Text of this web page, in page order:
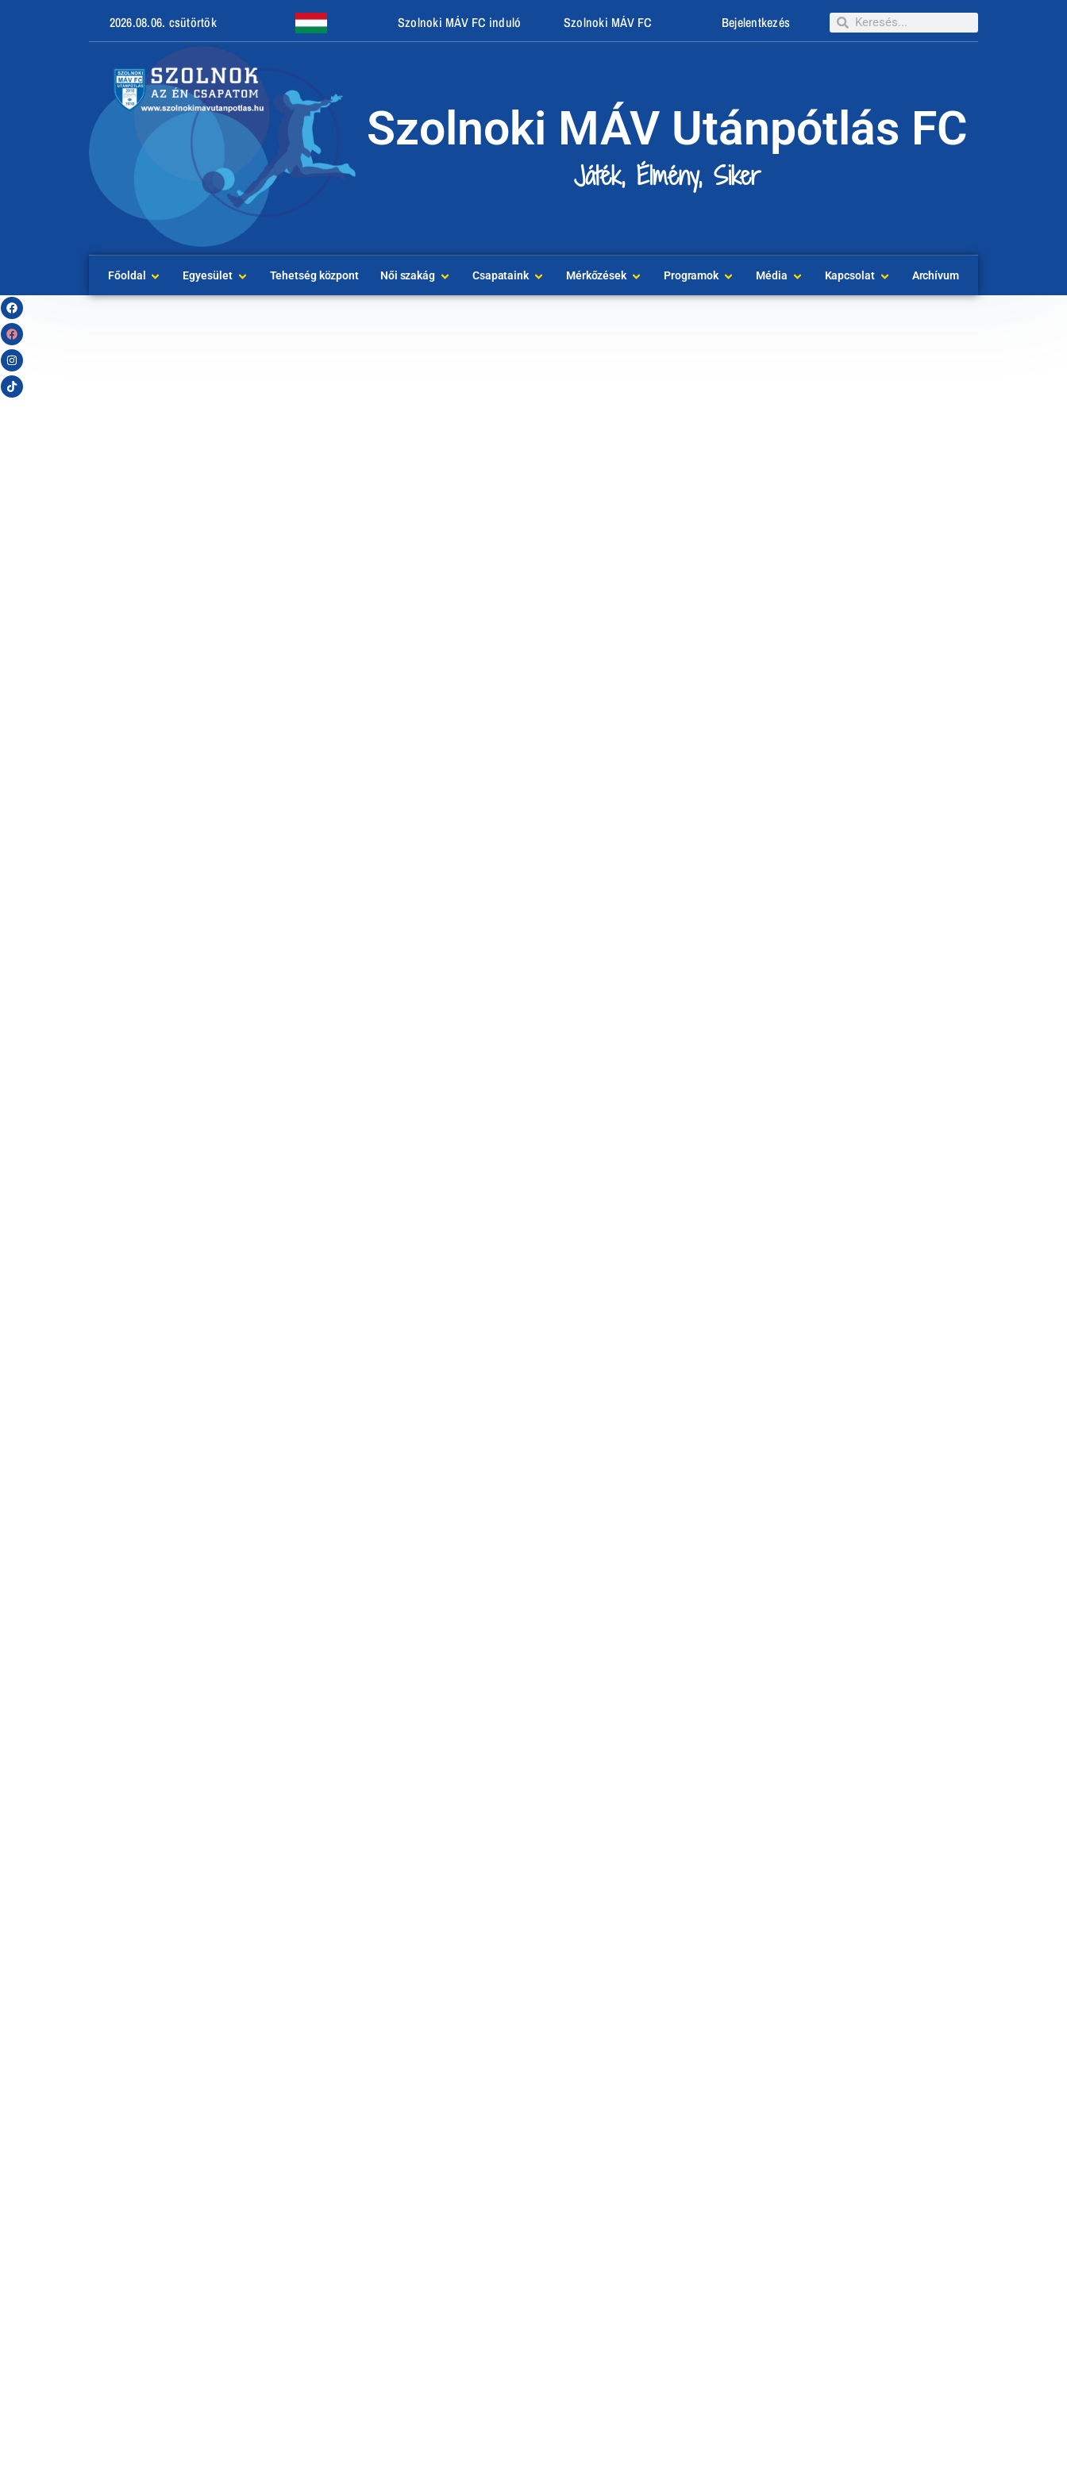
2026.08.06. csütörtök Szolnoki MÁV FC induló Szolnoki MÁV FC Bejelentkezés
Szolnoki MÁV Utánpótlás FC
Játék, Élmény, Siker
Főoldal Egyesület Tehetség központ Női szakág Csapataink Mérkőzések Programok Média Kapcsolat Archívum